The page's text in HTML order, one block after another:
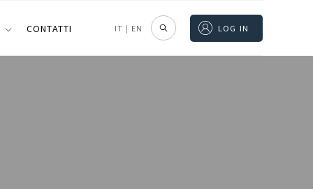
CONTATTI IT | EN LOG IN